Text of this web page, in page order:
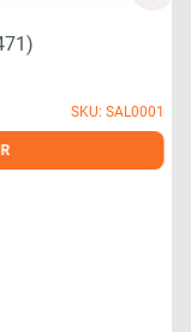
SKU: SAL0001